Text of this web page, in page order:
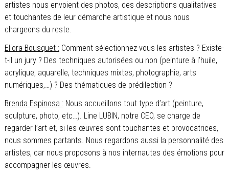
artistes nous envoient des photos, des descriptions qualitatives
et touchantes de leur démarche artistique et nous nous
chargeons du reste.
Eliora Bousquet :Comment sélectionnez-vous les artistes ? Existe-
t-il un jury ? Des techniques autorisées ou non (peinture à l’huile,
acrylique, aquarelle, techniques mixtes, photographie, arts
numériques,…) ? Des thématiques de prédilection ?
Brenda Espinosa :Nous accueillons tout type d’art (peinture,
sculpture, photo, etc…). Line LUBIN, notre CEO, se charge de
regarder l’art et, si les œuvres sont touchantes et provocatrices,
nous sommes partants. Nous regardons aussi la personnalité des
artistes, car nous proposons à nos internautes des émotions pour
accompagner les œuvres.